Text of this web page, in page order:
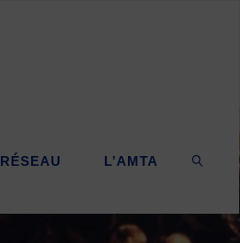
RÉSEAU L’AMTA